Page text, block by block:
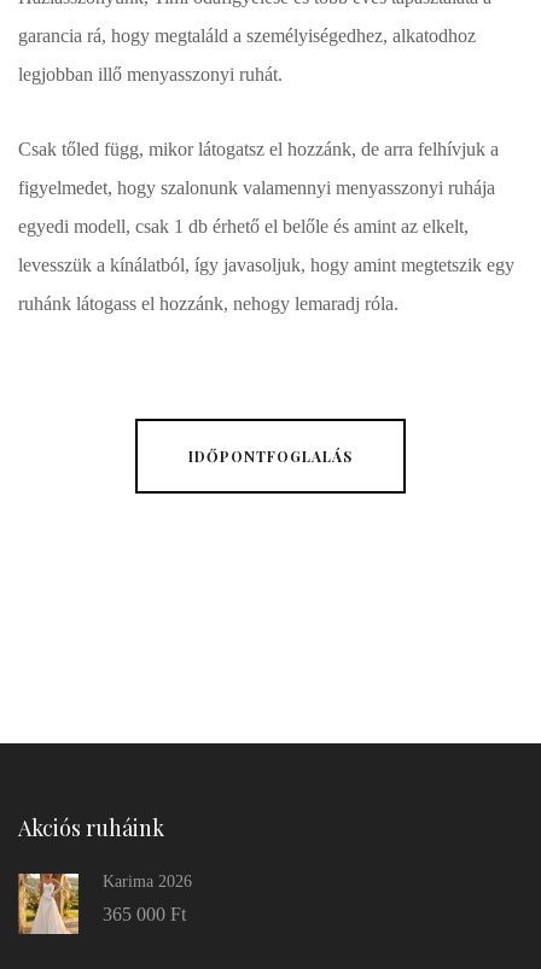
garancia rá, hogy megtaláld a személyiségedhez, alkatodhoz
legjobban illő menyasszonyi ruhát.
Csak tőled függ, mikor látogatsz el hozzánk, de arra felhívjuk a
figyelmedet, hogy szalonunk valamennyi menyasszonyi ruhája
egyedi modell, csak 1 db érhető el belőle és amint az elkelt,
levesszük a kínálatból, így javasoljuk, hogy amint megtetszik egy
ruhánk látogass el hozzánk, nehogy lemaradj róla.
IDŐPONTFOGLALÁS
Akciós ruháink
Karima 2026
365 000 Ft